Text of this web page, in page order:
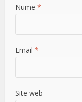
Nume*
Email*
Site web